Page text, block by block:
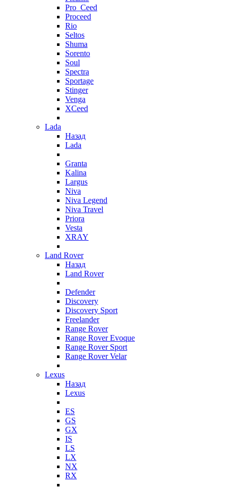
Pro_Ceed
Proceed
Rio
Seltos
Shuma
Sorento
Soul
Spectra
Sportage
Stinger
Venga
XCeed
Lada
Назад
Lada
Granta
Kalina
Largus
Niva
Niva Legend
Niva Travel
Priora
Vesta
XRAY
Land Rover
Назад
Land Rover
Defender
Discovery
Discovery Sport
Freelander
Range Rover
Range Rover Evoque
Range Rover Sport
Range Rover Velar
Lexus
Назад
Lexus
ES
GS
GX
IS
LS
LX
NX
RX